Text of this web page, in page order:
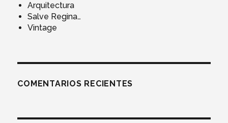
Arquitectura
Salve Regina…
Vintage
COMENTARIOS RECIENTES